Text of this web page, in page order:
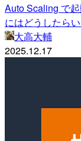
Auto Scaling で
にはどうしたら
大高大輔
2025.12.17